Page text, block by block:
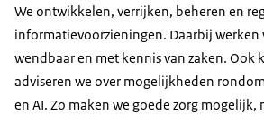
We ontwikkelen, verrijken, beheren en
informatievoorzieningen. Daarbij werken
wendbaar en met kennis van zaken. Ook
adviseren we over mogelijkheden
en AI. Zo maken we goede zorg mogelijk,